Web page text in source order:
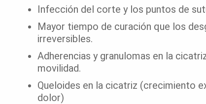
Infección del corte y los puntos de
Mayor tiempo de curación que los
irreversibles.
Adherencias y granulomas en la
movilidad.
Queloides en la cicatriz (crecimiento
dolor)